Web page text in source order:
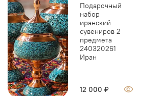
Подарочный
набор
иранский
сувениров 2
предмета
240320261
Иран
12 000 ₽